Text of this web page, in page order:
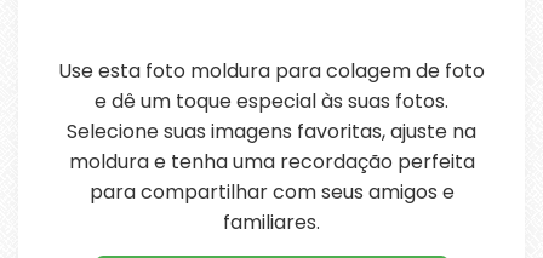
Use esta foto moldura para colagem de foto
e dê um toque especial às suas fotos.
Selecione suas imagens favoritas, ajuste na
moldura e tenha uma recordação perfeita
para compartilhar com seus amigos e
familiares.